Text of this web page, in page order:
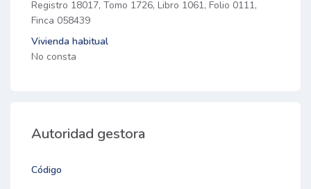
Registro 18017, Tomo 1726, Libro 1061, Folio 0111,
Finca 058439
Vivienda habitual
No consta
Autoridad gestora
Código